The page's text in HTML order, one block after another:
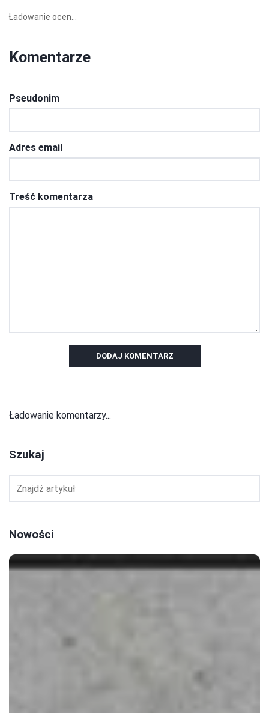
Ładowanie ocen...
Komentarze
Pseudonim
Adres email
Treść komentarza
DODAJ KOMENTARZ
Ładowanie komentarzy...
Szukaj
Nowości